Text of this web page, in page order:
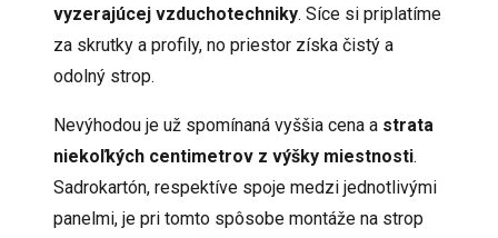
vyzerajúcej vzduchotechniky. Síce si priplatíme
za skrutky a profily, no priestor získa čistý a
odolný strop.
Nevýhodou je už spomínaná vyššia cena a strata
niekoľkých centimetrov z výšky miestnosti.
Sadrokartón, respektíve spoje medzi jednotlivými
panelmi, je pri tomto spôsobe montáže na strop